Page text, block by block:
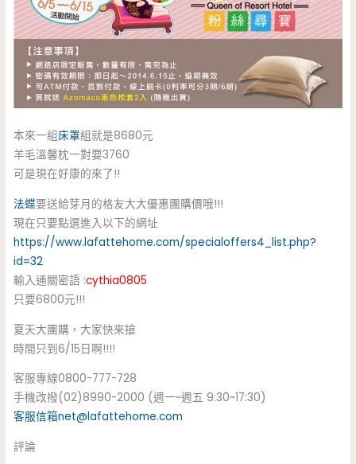
本來一組床罩組就是8680元
羊毛溫馨枕一對要3760
可是現在好康的來了!!
法蝶要送給芽月的格友大大優惠團購價哦!!!
現在只要點選進入以下的網址
https://www.lafattehome.com/specialoffers4_list.php?
id=32
輸入通關密語 :cythia0805
只要6800元!!!
夏天大團購，大家快來搶
時間只到6/15日啊!!!!
客服專線0800-777-728
手機改撥(02)8990-2000 (週一~週五 9:30~17:30)
客服信箱net@lafattehome.com
評論